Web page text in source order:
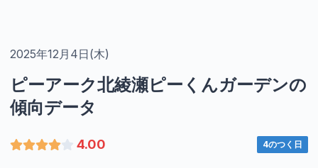
2025年12月4日(木)
ピーアーク北綾瀬ピーくんガーデンの
傾向データ
4.00 4のつく日